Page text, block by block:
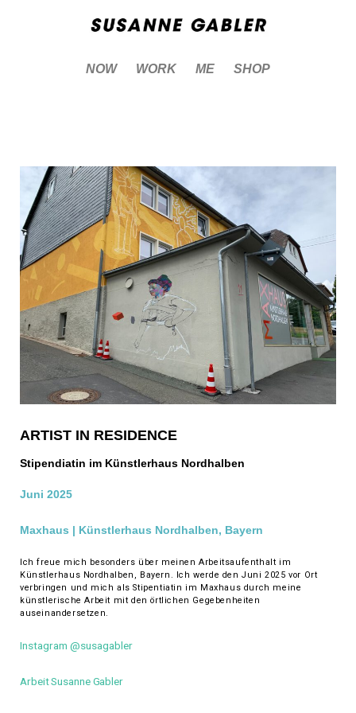
NOW WORK ME SHOP
ARTIST IN RESIDENCE
Stipendiatin im Künstlerhaus Nordhalben
Juni 2025
Maxhaus | Künstlerhaus Nordhalben, Bayern
Ich freue mich besonders über meinen Arbeitsaufenthalt im
Künstlerhaus Nordhalben, Bayern. Ich werde den Juni 2025 vor Ort
verbringen und mich als Stipentiatin im Maxhaus durch meine
künstlerische Arbeit mit den örtlichen Gegebenheiten
auseinandersetzen.
Instagram @susagabler
Arbeit Susanne Gabler